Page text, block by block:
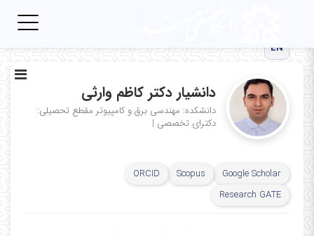
EN
دانشیار دکتر کاظم وارثی
دانشکده: مهندسی برق و کامپیوتر مقطع تحصیلی:
دکترای تخصصی |
Google Scholar
Scopus
ORCID
Research GATE